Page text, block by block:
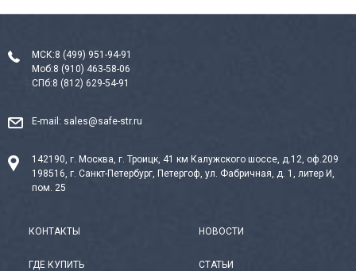
МСК:8 (499) 951-94-91
Моб:8 (910) 463-58-06
СПб:8 (812) 629-54-91
E-mail: sales@safe-str.ru
142190, г. Москва, г. Троицк, 41 км Калужского шоссе, д.12, оф.209
198516, г. Санкт-Петербург, Петергоф, ул. Фабричная, д. 1, литер И,
пом. 25
КОНТАКТЫ
ГДЕ КУПИТЬ
НОВОСТИ
СТАТЬИ